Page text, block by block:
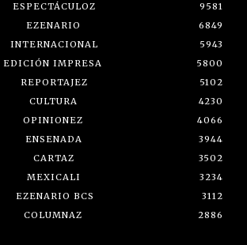
ESPECTÁCULOZ
9581
EZENARIO
6849
INTERNACIONAL
5943
EDICIÓN IMPRESA
5800
REPORTAJEZ
5102
CULTURA
4230
OPINIONEZ
4066
ENSENADA
3944
CARTAZ
3502
MEXICALI
3234
EZENARIO BCS
3112
COLUMNAZ
2886